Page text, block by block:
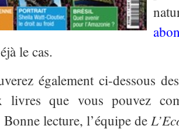
le cas.
également ci-dessous
livres que vous pouvez
lecture, l’équipe de